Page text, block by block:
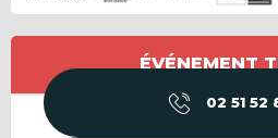
Ouverture etÉVÉNEMENT
02 51 52